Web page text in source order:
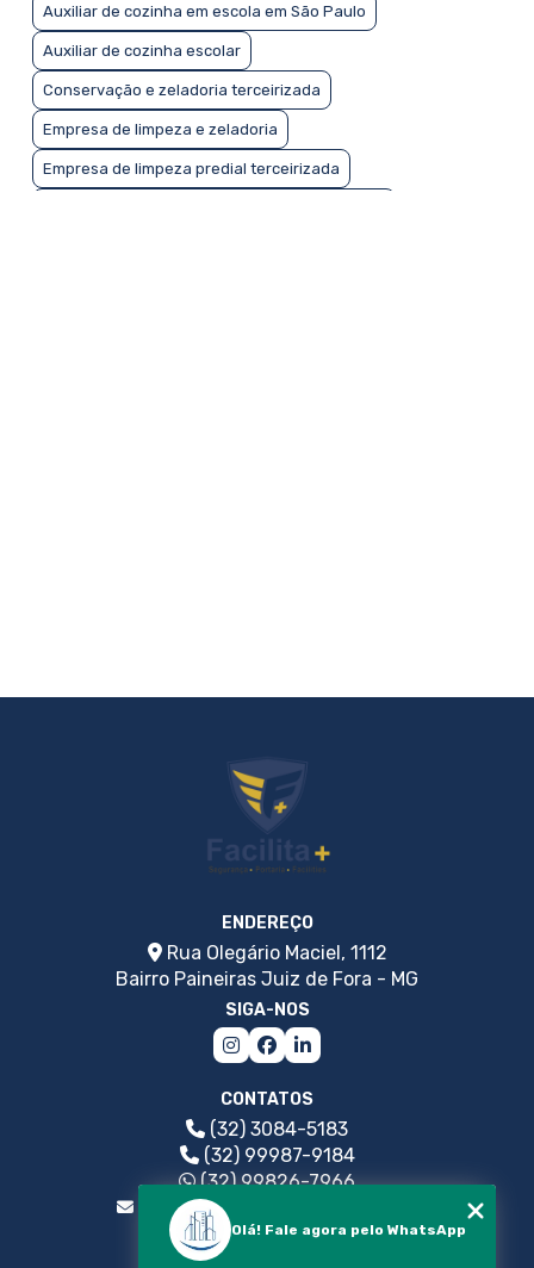
EMPRESA TERCEIRIZADA DE JARDINAGEM: GUIA
COMPLETO PARA ESCOLHER A MELHOR
EMPRESA TERCEIRIZADA DE JARDINAGEM: O QUE
VOCÊ PRECISA SABER
EMPRESA TERCEIRIZADA DE LIMPEZA: GUIA
COMPLETO PARA ESCOLHER A MELHOR
ESSENCIAL PARA VOCÊ
QUE VOCÊ PRECISA SABER
COMPLETO PARA EMPRESAS
Auxiliar de cozinha em escola em São Paulo
Auxiliar de cozinha escolar
Conservação e zeladoria terceirizada
Empresa de limpeza e zeladoria
Empresa de limpeza predial terceirizada
ENDEREÇO
Rua Olegário Maciel, 1112
Bairro Paineiras Juiz de Fora - MG
SIGA-NOS
CONTATOS
(32) 3084-5183
(32) 99987-9184
(32) 99826-7966
facilitaconservadora@yahoo.com.br
Olá! Fale agora pelo WhatsApp